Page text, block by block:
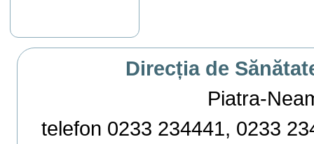
Direcția de
Piatra-
telefon 0233 234441, 0233